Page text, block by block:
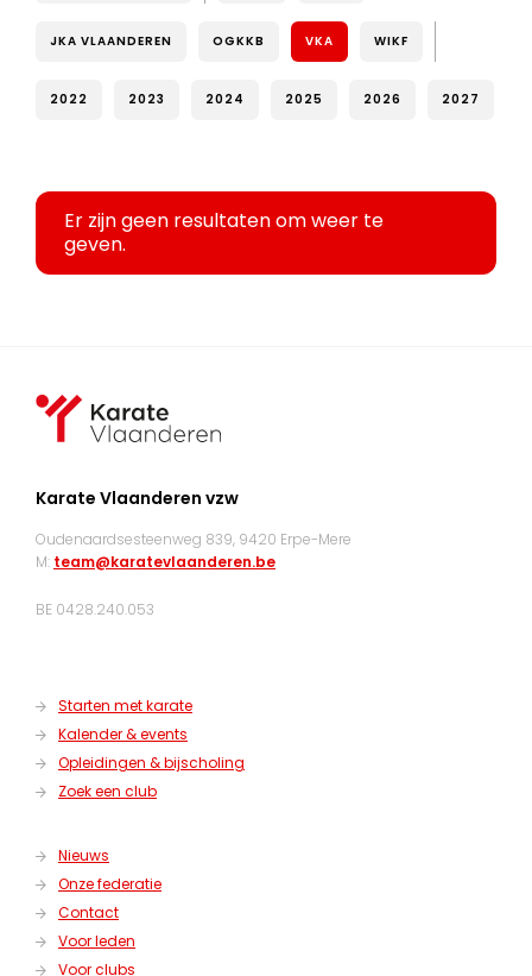
JKA VLAANDEREN OGKKB VKA WIKF
2022 2023 2024 2025 2026 2027
Er zijn geen resultaten om weer te
geven.
Karate Vlaanderen vzw
Oudenaardsesteenweg 839, 9420 Erpe-Mere
M: team@karatevlaanderen.be
BE 0428.240.053
Starten met karate
Kalender & events
Opleidingen & bijscholing
Zoek een club
Nieuws
Onze federatie
Contact
Voor leden
Voor clubs